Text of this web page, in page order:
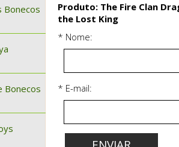
Bonecos
Bonecos
Produto: The Fire Clan
the Lost King
* Nome:
* E-mail: